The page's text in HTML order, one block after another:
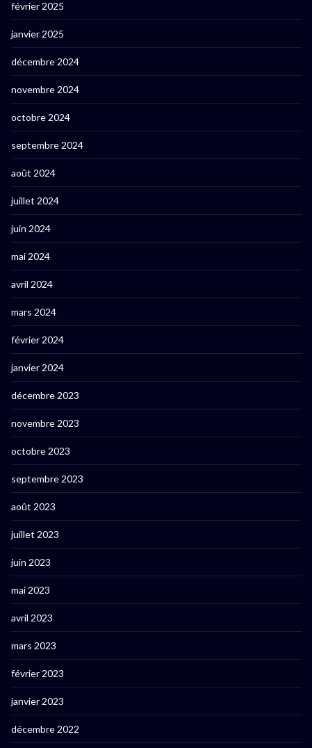
février 2025
janvier 2025
décembre 2024
novembre 2024
octobre 2024
septembre 2024
août 2024
juillet 2024
juin 2024
mai 2024
avril 2024
mars 2024
février 2024
janvier 2024
décembre 2023
novembre 2023
octobre 2023
septembre 2023
août 2023
juillet 2023
juin 2023
mai 2023
avril 2023
mars 2023
février 2023
janvier 2023
décembre 2022